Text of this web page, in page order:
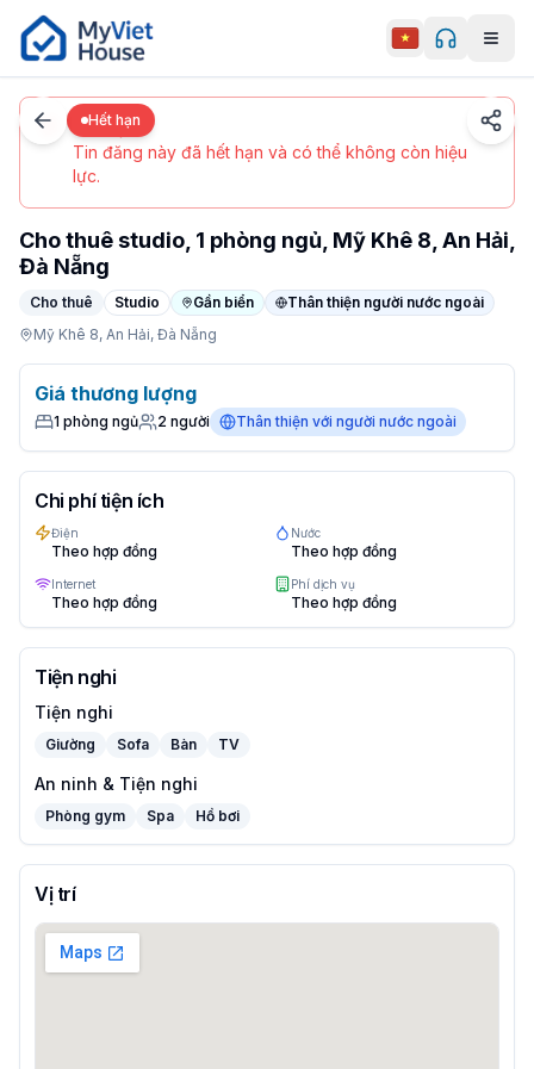
Hết hạn
Trang chủ
Đà Nẵng
Chi tiết
Hết hạn
Tin đăng này đã hết hạn và có thể không còn hiệu
lực.
Cho thuê studio, 1 phòng ngủ, Mỹ Khê 8, An Hải,
Đà Nẵng
Cho thuê Studio Gần biển
Thân thiện người nước ngoài
Mỹ Khê 8, An Hải, Đà Nẵng
Studio (1 phòng ngủ) tại Đà Nẵng, An Hải. Giá
1 phòng ngủ 2 người Thân thiện với người nước ngoài
Giá thương lượng
Chi phí tiện ích
Điện
Theo hợp đồng
Nước
Theo hợp đồng
Internet
Theo hợp đồng
Phí dịch vụ
Theo hợp đồng
Tiện nghi
Tiện nghi
Giường Sofa Bàn TV
An ninh & Tiện nghi
Phòng gym Spa Hồ bơi
Vị trí